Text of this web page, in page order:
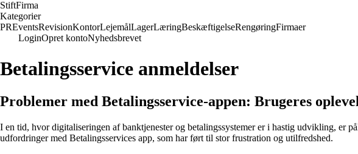
StiftFirma
Kategorier
PREventsRevisionKontorLejemålLagerLæringBeskæftigelseRengøringFirmaer
LoginOpret kontoNyhedsbrevet
Betalingsservice anmeldelser
Problemer med Betalingsservice-appen: Brugeres
I en tid, hvor digitaliseringen af banktjenester og betalingssystemer er i hastig udvikling, er
udfordringer med Betalingsservices app, som har ført til stor frustration og utilfredshed.